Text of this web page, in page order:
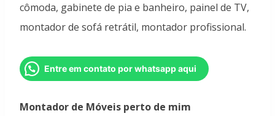
cômoda, gabinete de pia e banheiro, painel de TV,
montador de sofá retrátil, montador profissional.
Entre em contato por whatsapp aqui
Montador de Móveis perto de mim